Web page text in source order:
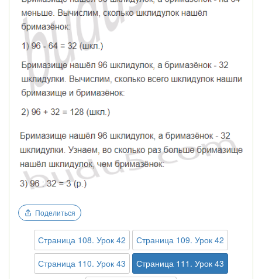
Поделиться
Страница 108. Урок 42
Страница 109. Урок 42
Страница 110. Урок 43
Страница 111. Урок 43